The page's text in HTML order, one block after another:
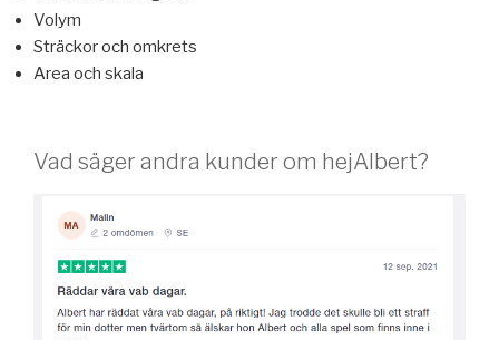
Volym
Sträckor och omkrets
Area och skala
Vad säger andra kunder om hejAlbert?